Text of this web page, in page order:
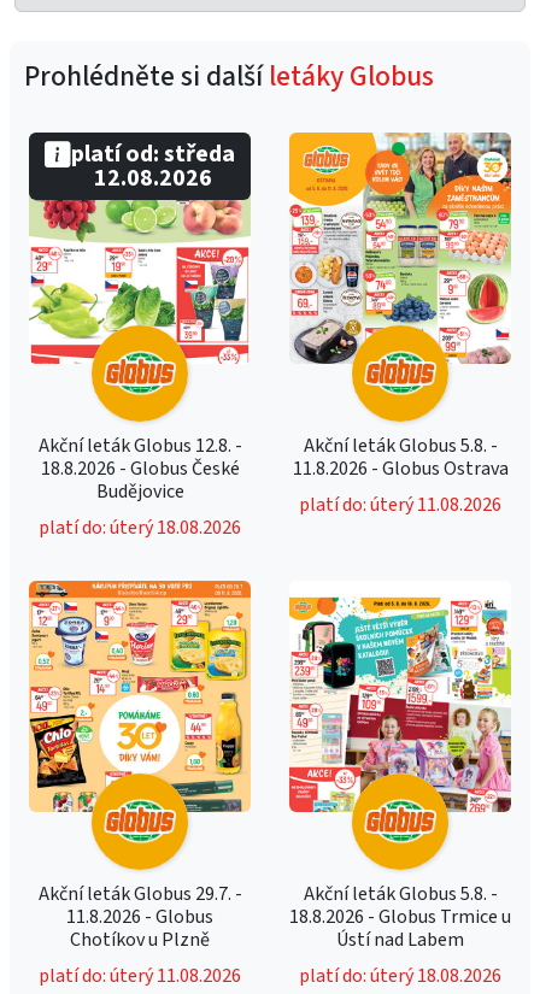
Prohlédněte si dalšíletáky Globus
Akční leták Globus 12.8. -
18.8.2026 - Globus České
Budějovice
platí do: úterý 18.08.2026
platí od: středa
12.08.2026
Akční leták Globus 5.8. -
11.8.2026 - Globus Ostrava
platí do: úterý 11.08.2026
Akční leták Globus 29.7. -
11.8.2026 - Globus
Chotíkov u Plzně
platí do: úterý 11.08.2026
Akční leták Globus 5.8. -
18.8.2026 - Globus Trmice u
Ústí nad Labem
platí do: úterý 18.08.2026